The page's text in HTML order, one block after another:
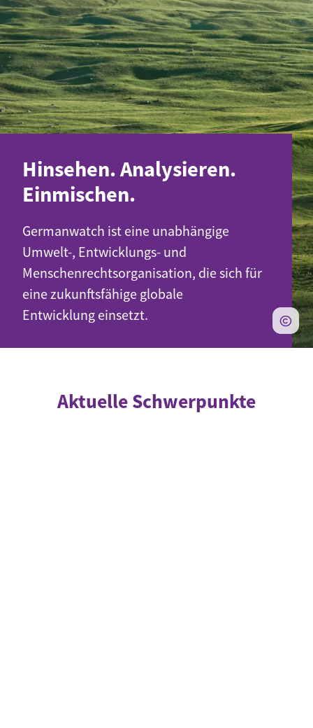
Hinsehen. Analysieren.
Einmischen.
Germanwatch ist eine unabhängige
Umwelt-, Entwicklungs- und
Menschenrechtsorganisation, die sich für
eine zukunftsfähige globale
Entwicklung einsetzt.
Aktuelle Schwerpunkte